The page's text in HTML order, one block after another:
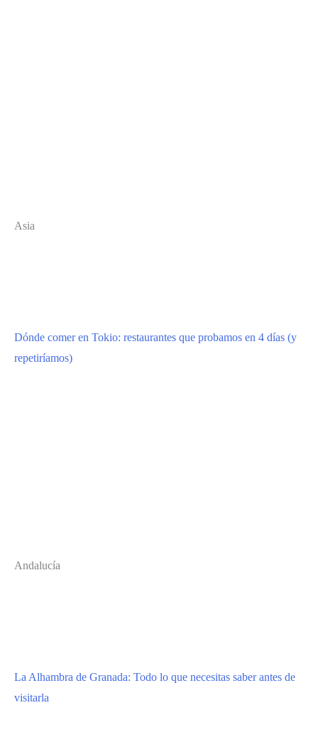
Asia
Dónde comer en Tokio: restaurantes que probamos en 4 días (y
repetiríamos)
Andalucía
La Alhambra de Granada: Todo lo que necesitas saber antes de
visitarla